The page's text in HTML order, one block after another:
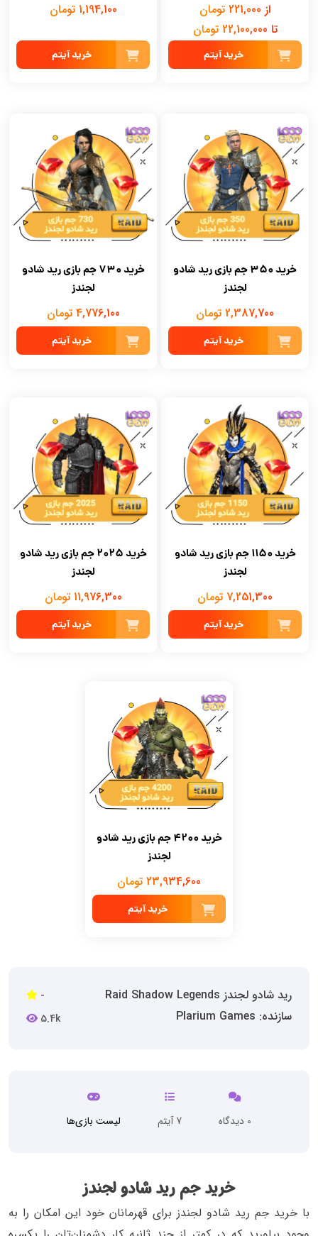
از 221,000 تومان
تا 22,100,000 تومان
خرید آیتم
1,194,100 تومان
خرید آیتم
خرید 350 جم بازی رید شادو
لجندز
2,387,700 تومان
خرید آیتم
خرید 730 جم بازی رید شادو
لجندز
4,776,100 تومان
خرید آیتم
خرید 1150 جم بازی رید شادو
لجندز
7,251,300 تومان
خرید آیتم
خرید 2025 جم بازی رید شادو
لجندز
11,976,300 تومان
خرید آیتم
خرید 4200 جم بازی رید شادو
لجندز
23,934,600 تومان
خرید آیتم
رید شادو لجندز Raid Shadow Legends
سازنده: Plarium Games
-
5.4k
0 دیدگاه 7 آیتم لیست بازی‌ها
خرید جم رید شادو لجندز
با خرید جم رید شادو لجندز برای قهرمانان خود این امکان را به